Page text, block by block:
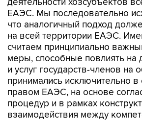
деятельности хозсубъектов
ЕАЭС. Мы последовательно
что аналогичный подход
на всей территории ЕАЭС.
считаем принципиально
меры, способные повлиять на
и услуг государств-членов на
принимались исключительно в
правом ЕАЭС, на основе
процедур и в рамках
взаимодействия между